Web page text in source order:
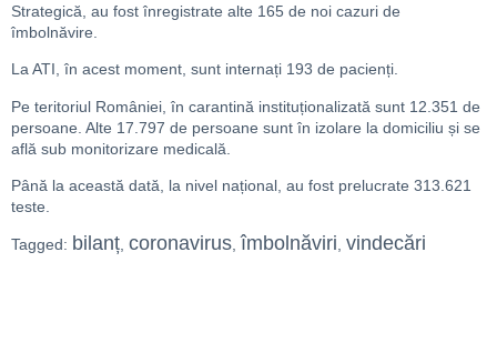
Strategică, au fost înregistrate alte 165 de noi cazuri de
îmbolnăvire.
La ATI, în acest moment, sunt internați 193 de pacienți.
Pe teritoriul României, în carantină instituționalizată sunt 12.351 de
persoane. Alte 17.797 de persoane sunt în izolare la domiciliu și se
află sub monitorizare medicală.
Până la această dată, la nivel național, au fost prelucrate 313.621
teste.
Tagged: bilanț, coronavirus, îmbolnăviri, vindecări